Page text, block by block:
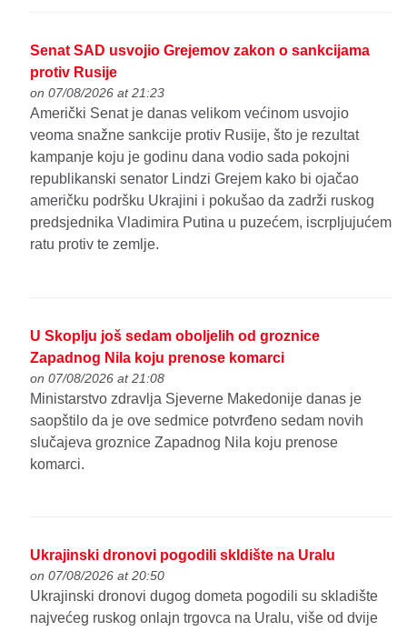
Senat SAD usvojio Grejemov zakon o sankcijama
protiv Rusije
on 07/08/2026 at 21:23
Američki Senat je danas velikom većinom usvojio
veoma snažne sankcije protiv Rusije, što je rezultat
kampanje koju je godinu dana vodio sada pokojni
republikanski senator Lindzi Grejem kako bi ojačao
američku podršku Ukrajini i pokušao da zadrži ruskog
predsjednika Vladimira Putina u puzećem, iscrpljujućem
ratu protiv te zemlje.
U Skoplju još sedam oboljelih od groznice
Zapadnog Nila koju prenose komarci
on 07/08/2026 at 21:08
Ministarstvo zdravlja Sjeverne Makedonije danas je
saopštilo da je ove sedmice potvrđeno sedam novih
slučajeva groznice Zapadnog Nila koju prenose
komarci.
Ukrajinski dronovi pogodili skldište na Uralu
on 07/08/2026 at 20:50
Ukrajinski dronovi dugog dometa pogodili su skladište
najvećeg ruskog onlajn trgovca na Uralu, više od dvije